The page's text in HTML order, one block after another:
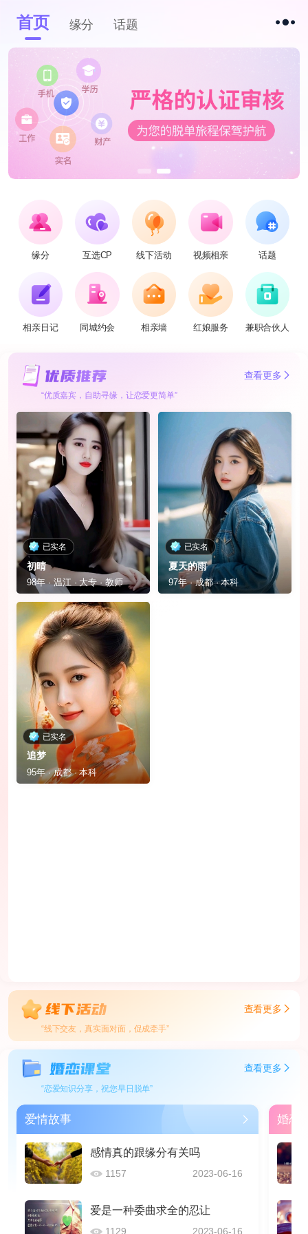
首页 缘分 话题
缘分 互选CP 线下活动 视频相亲 话题
相亲日记 同城约会 相亲墙 红娘服务 兼职合伙人
查看更多
“优质嘉宾，自助寻缘，让恋爱更简单”
已实名
初晴
98年 · 温江 · 大专 · 教师
已实名
夏天的雨
97年 · 成都 · 本科
已实名
追梦
95年 · 成都 · 本科
查看更多
“线下交友，真实面对面，促成牵手”
查看更多
“恋爱知识分享，祝您早日脱单”
爱情故事
感情真的跟缘分有关吗
1157 2023-06-16
爱是一种委曲求全的忍让
1129 2023-06-16
婚恋